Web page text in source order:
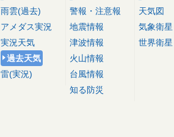
雨雲(過去)
アメダス実況
実況天気
過去天気
雷(実況)
警報・注意報
地震情報
津波情報
火山情報
台風情報
知る防災
天気図
気象衛星
世界衛星